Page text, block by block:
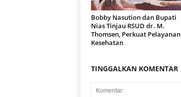
Bobby Nasution dan Bupati
Nias Tinjau RSUD dr. M.
Thomsen, Perkuat Pelayanan
Kesehatan
TINGGALKAN KOMENTAR